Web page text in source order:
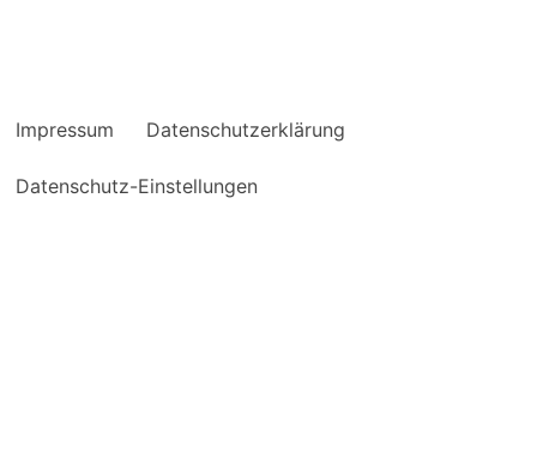
Impressum Datenschutzerklärung
Datenschutz-Einstellungen